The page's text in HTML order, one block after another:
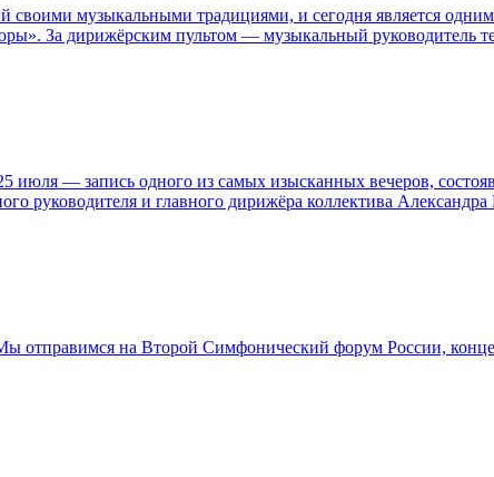
музыкальными традициями, и сегодня является
За дирижёрским пультом — музыкальный руководитель
июля — запись одного из самых изысканных вечеров,
руководителя и главного дирижёра коллектива Александра
отправимся на Второй Симфонический форум России,